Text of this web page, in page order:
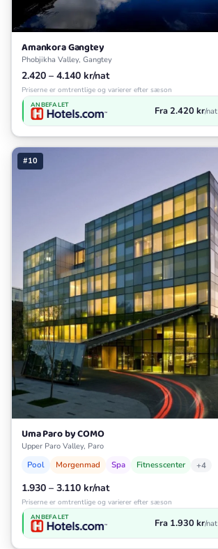
Amankora Gangtey
Phobjikha Valley, Gangtey
2.420 – 4.140 kr/nat
Priserne er omtrentlige og varierer efter sæson
ANBEFALET Fra 2.420 kr/nat
#10
Uma Paro by COMO
Upper Paro Valley, Paro
Pool Morgenmad Spa Fitnesscenter +4
1.930 – 3.110 kr/nat
Priserne er omtrentlige og varierer efter sæson
ANBEFALET Fra 1.930 kr/nat